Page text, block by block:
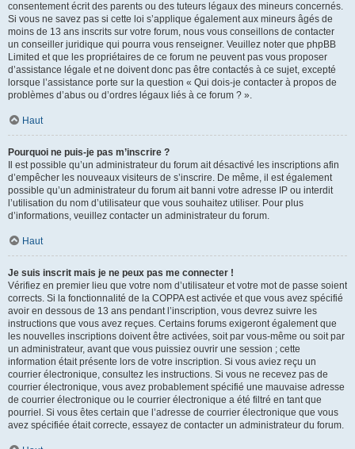
consentement écrit des parents ou des tuteurs légaux des mineurs concernés.
Si vous ne savez pas si cette loi s’applique également aux mineurs âgés de
moins de 13 ans inscrits sur votre forum, nous vous conseillons de contacter
un conseiller juridique qui pourra vous renseigner. Veuillez noter que phpBB
Limited et que les propriétaires de ce forum ne peuvent pas vous proposer
d’assistance légale et ne doivent donc pas être contactés à ce sujet, excepté
lorsque l’assistance porte sur la question « Qui dois-je contacter à propos de
problèmes d’abus ou d’ordres légaux liés à ce forum ? ».
Haut
Pourquoi ne puis-je pas m’inscrire ?
Il est possible qu’un administrateur du forum ait désactivé les inscriptions afin
d’empêcher les nouveaux visiteurs de s’inscrire. De même, il est également
possible qu’un administrateur du forum ait banni votre adresse IP ou interdit
l’utilisation du nom d’utilisateur que vous souhaitez utiliser. Pour plus
d’informations, veuillez contacter un administrateur du forum.
Haut
Je suis inscrit mais je ne peux pas me connecter !
Vérifiez en premier lieu que votre nom d’utilisateur et votre mot de passe soient
corrects. Si la fonctionnalité de la COPPA est activée et que vous avez spécifié
avoir en dessous de 13 ans pendant l’inscription, vous devrez suivre les
instructions que vous avez reçues. Certains forums exigeront également que
les nouvelles inscriptions doivent être activées, soit par vous-même ou soit par
un administrateur, avant que vous puissiez ouvrir une session ; cette
information était présente lors de votre inscription. Si vous aviez reçu un
courrier électronique, consultez les instructions. Si vous ne recevez pas de
courrier électronique, vous avez probablement spécifié une mauvaise adresse
de courrier électronique ou le courrier électronique a été filtré en tant que
pourriel. Si vous êtes certain que l’adresse de courrier électronique que vous
avez spécifiée était correcte, essayez de contacter un administrateur du forum.